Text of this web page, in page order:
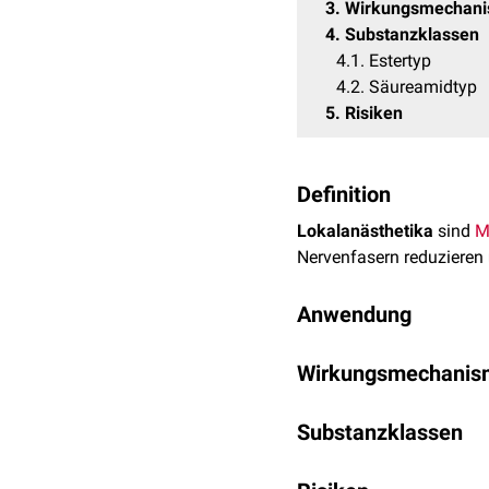
3
4 Substanzklassen
4.1
Estertyp
4.2 Säureamidtyp
5 Risiken
Definition
Lokalanästhetika sind
Nervenfasern
Anwendung
Leitungsanästhesie
die Depolarisation
Substanzklassen